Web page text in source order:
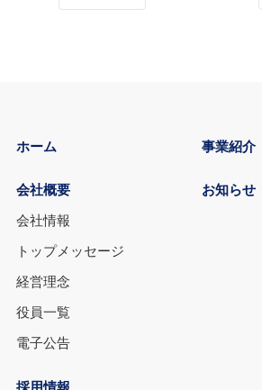
ホーム
会社概要
会社情報
トップメッセージ
経営理念
役員一覧
電子公告
事業紹介
お知らせ
採用情報